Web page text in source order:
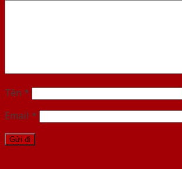
Tên *
Email *